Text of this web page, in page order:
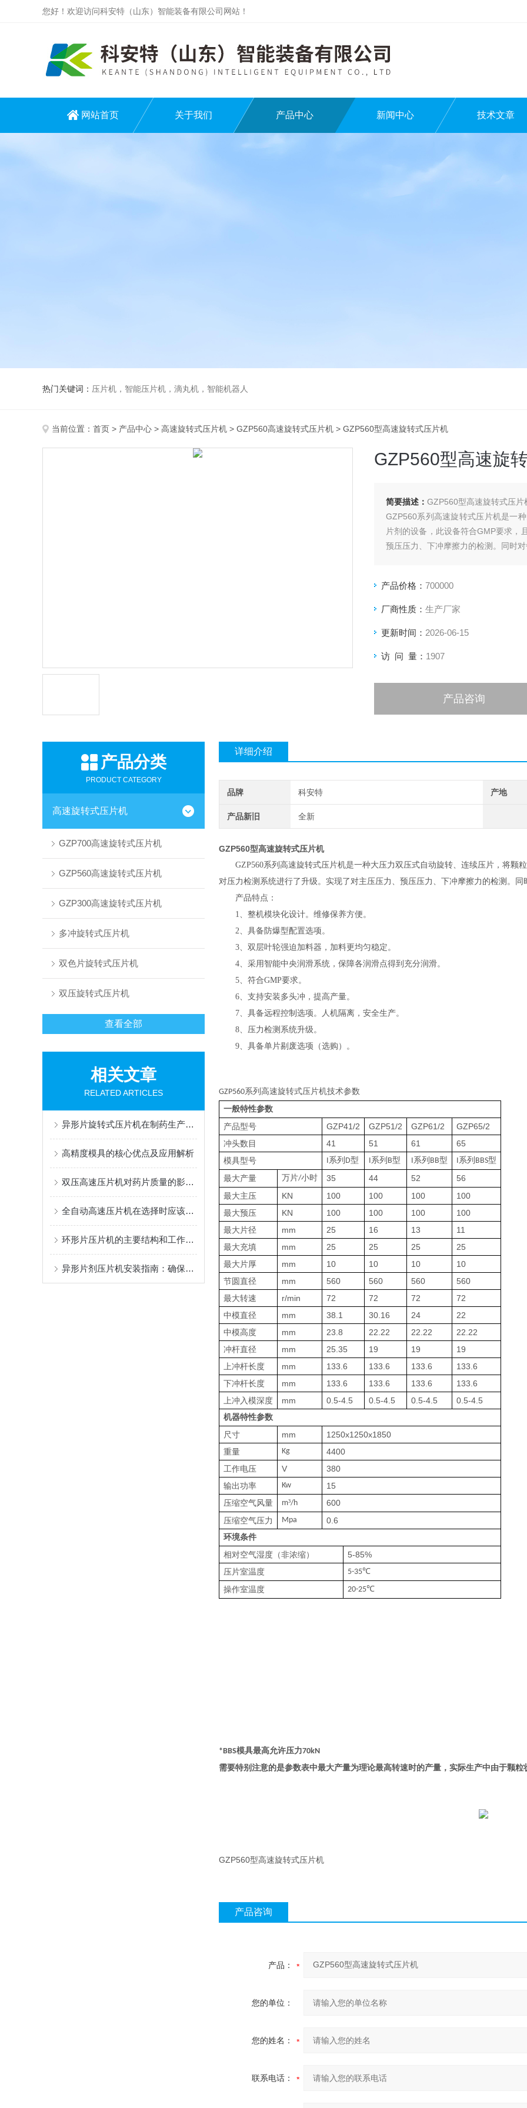
您好！欢迎访问科安特（山东）智能装备有限公司网站！
网站首页 关于我们 产品中心 新闻中心 技术文章
热门关键词： 压片机，智能压片机，滴丸机，智能机器人
当前位置： 首页 > 产品中心 > 高速旋转式压片机 > GZP560高速旋转式压片机 > GZP560型高速旋转式压片机
GZP560型高速旋
简要描述： GZP560型高速旋转式压片
GZP560系列高速旋转式压片机是一
片剂的设备，此设备符合GMP要求，
预压压力、下冲摩擦力的检测。同时
产品价格： 700000
厂商性质： 生产厂家
更新时间： 2026-06-15
访 问 量： 1907
产品咨询
产品分类
PRODUCT CATEGORY
高速旋转式压片机
GZP700高速旋转式压片机
GZP560高速旋转式压片机
GZP300高速旋转式压片机
多冲旋转式压片机
双色片旋转式压片机
双压旋转式压片机
查看全部
相关文章
RELATED ARTICLES
异形片旋转式压片机在制药生产中的创新应用
高精度模具的核心优点及应用解析
双压高速压片机对药片质量的影响分析
全自动高速压片机在选择时应该考虑哪些因素？
环形片压片机的主要结构和工作原理是什么？
异形片剂压片机安装指南：确保设备高效稳定运行
详细介绍
品牌 科安特 产地
产品新旧 全新
GZP560型高速旋转式压片机
GZP560系列高速旋转式压片机是一种大压力双压式自动旋转、连续压片，将颗
对压力检测系统进行了升级。实现了对主压压力、预压压力、下冲摩擦力的检测。
产品特点：
1、 整机模块化设计。维修保养方便。
2、 具备防爆型配置选项。
3、双层叶轮强迫加料器，加料更均匀稳定。
4、 采用智能中央润滑系统，保障各润滑点得到充分润滑。
5、符合GMP要求。
6、 支持安装多头冲，提高产量。
7、具备远程控制选项。人机隔离，安全生产。
8、 压力检测系统升级。
9、 具备单片剔废选项（选购）。
GZP560系列高速旋转式压片机技术参数
一般特性参数
产品型号 GZP41/2 GZP51/2 GZP61/2
GZP65/2
冲头数目
41 51 61
65
模具型号
I系列 D型 I系列 B型 I系列 BB型 I系列 BBS型
最大产量 万片/小时 35 44 52
56
最大主压
KN 100 100 100
100
最大预压
KN 100 100 100
100
最大片径
mm 25 16 13
11
最大充填
mm 25 25 25
25
最大片厚
mm 10 10 10
10
节圆直径
mm 560 560 560
560
最大转速
r/min 72 72 72
72
中模直径
mm 38.1 30.16 24
22
中模高度
mm 23.8 22.22 22.22
22.22
冲杆直径
mm 25.35 19 19
19
上冲杆长度
mm 133.6 133.6 133.6
133.6
下冲杆长度
mm 133.6 133.6 133.6
133.6
上冲入模深度
mm 0.5-4.5 0.5-4.5 0.5-4.5 0.5-4.5
机器特性参数
尺寸 mm
1250x1250x1850
重量
Kg
4400
工作电压
V
380
输出功率
Kw
15
压缩空气风量
m³/h
600
压缩空气压力
Mpa 0.6
环境条件
相对空气湿度（非浓缩）
5-85%
压片室温度
5-35℃
操作室温度 20-25℃
*BBS模具最高允许压力70kN
需要特别注意的是参数表中最大产量为理论最高转速时的产量，实际生产中由于颗
GZP560型高速旋转式压片机
产品咨询
产品：
您的单位：
您的姓名：
联系电话：